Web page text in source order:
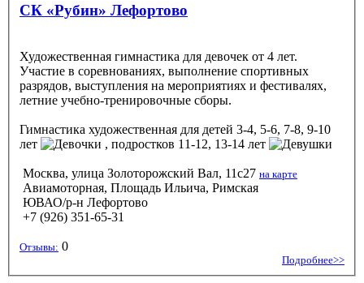
СК «Рубин» Лефортово
Художественная гимнастика для девочек от 4 лет.
Участие в соревнованиях, выполнение спортивных
разрядов, выступления на мероприятиях и фестивалях,
летние учебно-тренировочные сборы.
Гимнастика художественная для детей 3-4, 5-6, 7-8, 9-10
лет
, подростков 11-12, 13-14 лет
Москва, улица Золоторожский Вал, 11с27 на карте
Авиамоторная, Площадь Ильича, Римская
ЮВАО/р-н Лефортово
+7 (926) 351-65-31
Отзывы: 0
Подробнее>>